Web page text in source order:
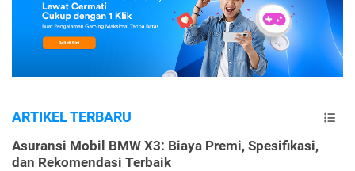
ARTIKEL TERBARU
Asuransi Mobil BMW X3: Biaya Premi, Spesifikasi,
dan Rekomendasi Terbaik